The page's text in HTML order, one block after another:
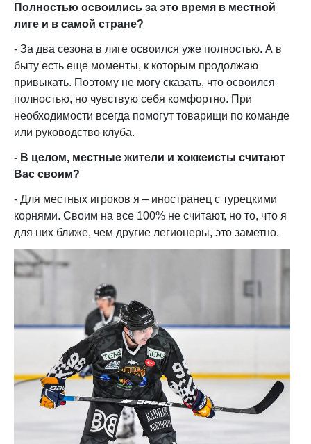
Полностью освоились за это время в местной
лиге и в самой стране?
- За два сезона в лиге освоился уже полностью. А в
быту есть еще моменты, к которым продолжаю
привыкать. Поэтому не могу сказать, что освоился
полностью, но чувствую себя комфортно. При
необходимости всегда помогут товарищи по команде
или руководство клуба.
- В целом, местные жители и хоккеисты считают
Вас своим?
- Для местных игроков я – иностранец с турецкими
корнями. Своим на все 100% не считают, но то, что я
для них ближе, чем другие легионеры, это заметно.